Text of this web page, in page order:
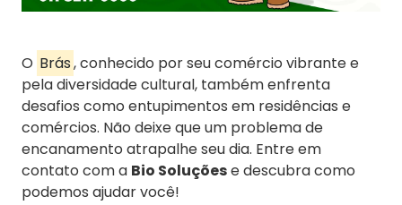
O Brás, conhecido por seu comércio vibrante e
pela diversidade cultural, também enfrenta
desafios como entupimentos em residências e
comércios. Não deixe que um problema de
encanamento atrapalhe seu dia. Entre em
contato com a Bio Soluçõese descubra como
podemos ajudar você!